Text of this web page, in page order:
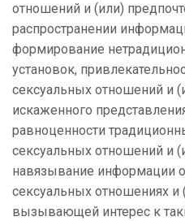
отношений и (или)
распространении
формирование
установок,
сексуальных отношений и
искаженного
равноценности
сексуальных отношений и
навязывание информации
сексуальных отношениях и
вызывающей интерес к